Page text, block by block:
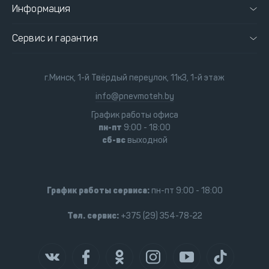
Информация
Сервис и гарантия
г.Минск, 1-й Твёрдый переулок, 11к3, 1-й этаж
info@pnevmoteh.by
График работы офиса
пн-пт 9:00 - 18:00
сб-всвыходной
График работы сервиса:пн-пт 9:00 - 18:00
Тел. сервис:+375 (29) 354-78-22